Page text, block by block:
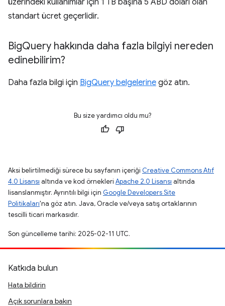
standart ücret geçerlidir.
BigQuery hakkında daha fazla bilgiyi nereden
edinebilirim?
Daha fazla bilgi için BigQuery belgelerine göz atın.
Bu size yardımcı oldu mu?
Aksi belirtilmediği sürece bu sayfanın içeriği Creative Commons Atıf
4.0 Lisansı altında ve kod örnekleri Apache 2.0 Lisansı altında
lisanslanmıştır. Ayrıntılı bilgi için Google Developers Site
Politikaları'na göz atın. Java, Oracle ve/veya satış ortaklarının
tescilli ticari markasıdır.
Son güncelleme tarihi: 2025-02-11 UTC.
Katkıda bulun
Hata bildirin
Açık sorunlara bakın